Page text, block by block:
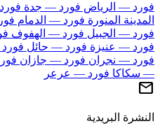
— الرياضفورد — جدة فورد —
المنورةفورد — الدمامفورد
— الجبيلفورد — الهفوففورد
— عنيزةفورد — حائلفورد —
— نجرانفورد — جازانفورد
فورد — عرعر
البريدية